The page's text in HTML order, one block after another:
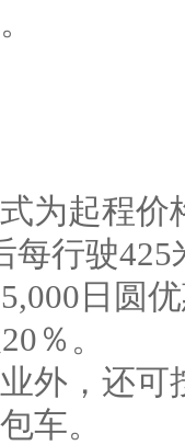
为起程
每行驶
日圆
％。
外，还
车。